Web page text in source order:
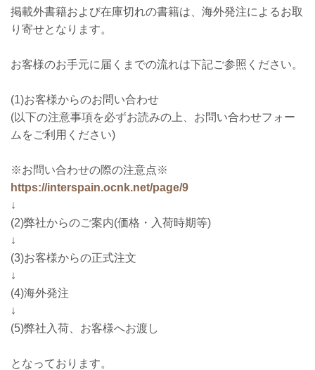
掲載外書籍および在庫切れの書籍は、海外発注によるお取
り寄せとなります。
お客様のお手元に届くまでの流れは下記ご参照ください。
(1)お客様からのお問い合わせ
(以下の注意事項を必ずお読みの上、お問い合わせフォー
ムをご利用ください)
※お問い合わせの際の注意点※
https://interspain.ocnk.net/page/9
↓
(2)弊社からのご案内(価格・入荷時期等)
↓
(3)お客様からの正式注文
↓
(4)海外発注
↓
(5)弊社入荷、お客様へお渡し
となっております。